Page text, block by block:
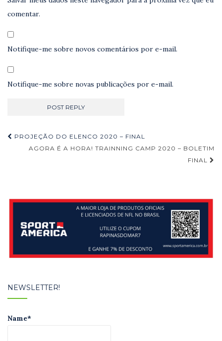
comentar.
Notifique-me sobre novos comentários por e-mail.
Notifique-me sobre novas publicações por e-mail.
Navegação
PROJEÇÃO DO ELENCO 2020 – FINAL
AGORA É A HORA! TRAINNING CAMP 2020 – BOLETIM
FINAL
NEWSLETTER!
Name*